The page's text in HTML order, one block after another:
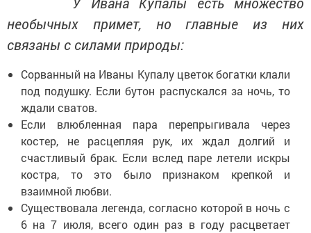
необычных примет, но главные из них
связаны с силами природы:
Сорванный на Иваны Купалу цветок богатки клали
под подушку. Если бутон распускался за ночь, то
ждали сватов.
Если влюбленная пара перепрыгивала через
костер, не расцепляя рук, их ждал долгий и
счастливый брак. Если вслед паре летели искры
костра, то это было признаком крепкой и
взаимной любви.
Существовала легенда, согласно которой в ночь с
6 на 7 июля, всего один раз в году расцветает